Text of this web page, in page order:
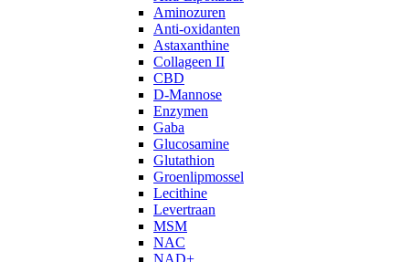
Aminozuren
Anti-oxidanten
Astaxanthine
Collageen II
CBD
D-Mannose
Enzymen
Gaba
Glucosamine
Glutathion
Groenlipmossel
Lecithine
Levertraan
MSM
NAC
NAD+